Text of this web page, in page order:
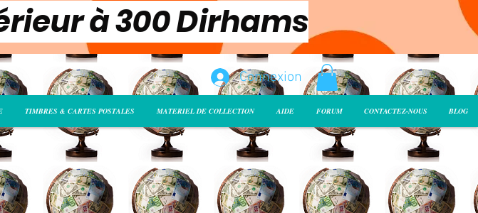
à 300 Dirhams
Connexion
TIMBRES & CARTES POSTALES MATERIEL DE COLLECTION AIDE FORUM CONTACTEZ-NOUS BLOG